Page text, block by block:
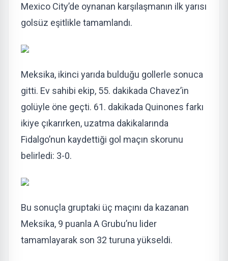
Mexico City’de oynanan karşılaşmanın ilk yarısı
golsüz eşitlikle tamamlandı.
Meksika, ikinci yarıda bulduğu gollerle sonuca
gitti. Ev sahibi ekip, 55. dakikada Chavez’in
golüyle öne geçti. 61. dakikada Quinones farkı
ikiye çıkarırken, uzatma dakikalarında
Fidalgo’nun kaydettiği gol maçın skorunu
belirledi: 3-0.
Bu sonuçla gruptaki üç maçını da kazanan
Meksika, 9 puanla A Grubu’nu lider
tamamlayarak son 32 turuna yükseldi.